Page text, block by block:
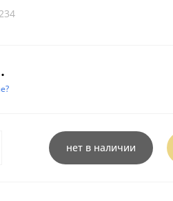
нет в наличии